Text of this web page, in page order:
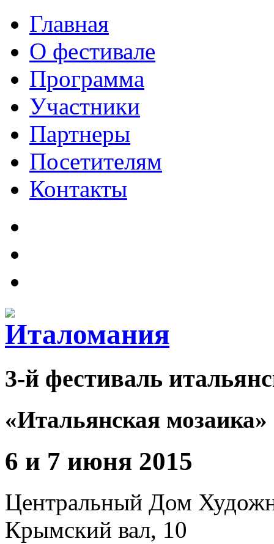
Главная
О фестивале
Программа
Участники
Партнеры
Посетителям
Контакты
3-й фестиваль
«Итальянская мозаика»
6 и 7 июня 2015
Центральный Дом
Крымский вал, 10